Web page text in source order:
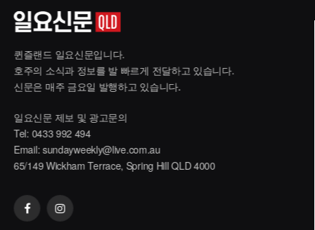
퀸즐랜드 일요신문입니다.
호주의 소식과 정보를 발 빠르게 전달하고 있습니다.
신문은 매주 금요일 발행하고 있습니다.
일요신문 제보 및 광고문의
Tel: 0433 992 494
Email:sundayweekly@live.com.au
65/149 Wickham Terrace, Spring Hill QLD 4000
FacebookInstagram